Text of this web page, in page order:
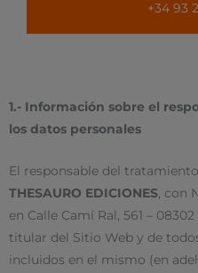
+34 93
1.- Información sobre el
los datos personales
El responsable del
THESAURO EDICIONES , con
en Calle Camí Ral, 561 –
titular del Sitio Web y de
incluidos en el mismo (en